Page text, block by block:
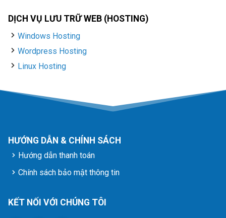
DỊCH VỤ LƯU TRỮ WEB (HOSTING)
Windows Hosting
Wordpress Hosting
Linux Hosting
HƯỚNG DẪN & CHÍNH SÁCH
Hướng dẫn thanh toán
Chính sách bảo mật thông tin
KẾT NỐI VỚI CHÚNG TÔI